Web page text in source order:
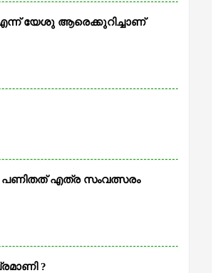
യേശു ആരെക്കുറിച്ചാണ്
പണിതത് എത്ര സംവത്സരം
?